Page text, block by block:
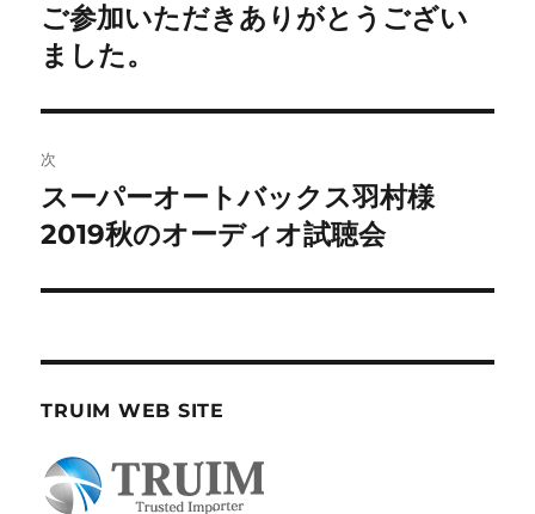
ナ
ビ
ゲ
ー
シ
の
投
ご参加いただきありがとうござい
ました。
次
次
の
稿:
スーパーオートバックス羽村様
2019秋のオーディオ試聴会
TRUIM WEB SITE